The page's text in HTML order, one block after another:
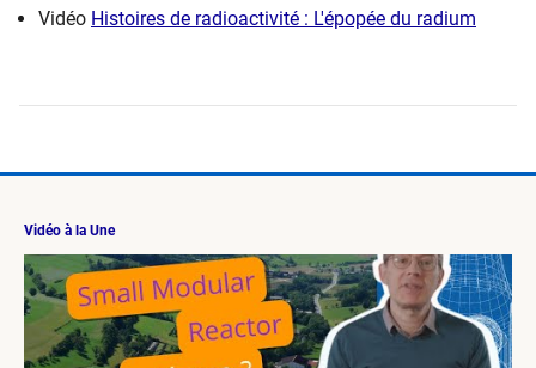
Vidéo Histoires de radioactivité : L'épopée du radium
Vidéo à la Une